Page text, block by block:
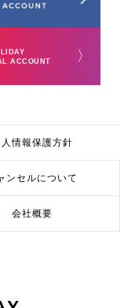
ACCOUNT
〉
情報保護方針
ンセルについて
会社概要